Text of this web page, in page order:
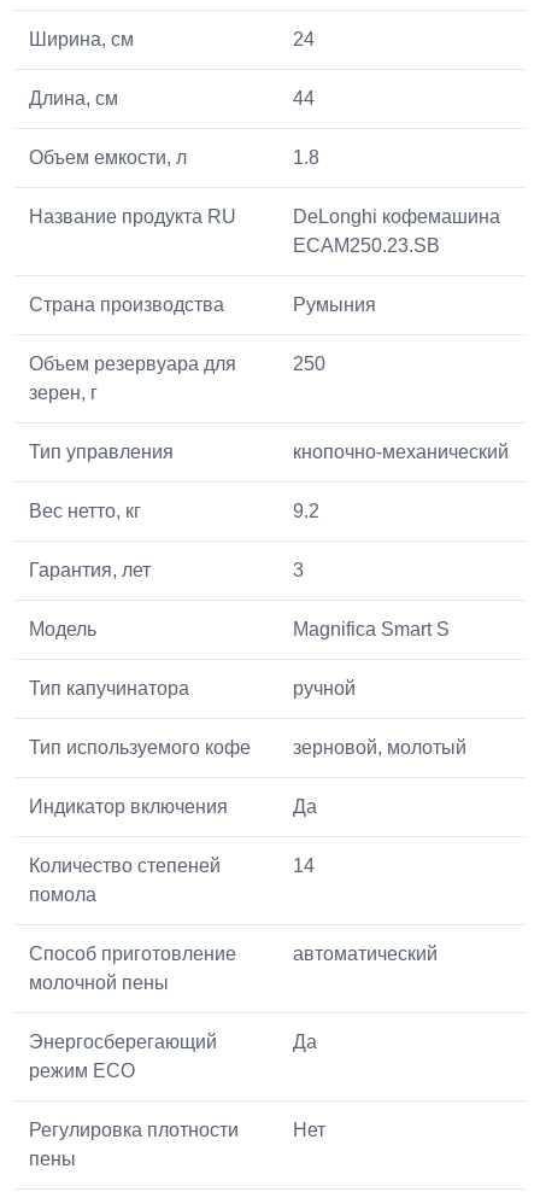
Ширина, см 24
Длина, см 44
Объем емкости, л 1.8
Название продукта RU
DeLonghi кофемашина
ECAM250.23.SB
Страна производства Румыния
Объем резервуара для
зерен, г
250
Тип управления кнопочно-механический
Вес нетто, кг 9.2
Гарантия, лет 3
Модель Magnifica Smart S
Тип капучинатора ручной
Тип используемого кофе зерновой, молотый
Индикатор включения Да
Количество степеней
помола
14
Способ приготовление
молочной пены
автоматический
Энергосберегающий
режим ECO
Да
Регулировка плотности
пены
Нет